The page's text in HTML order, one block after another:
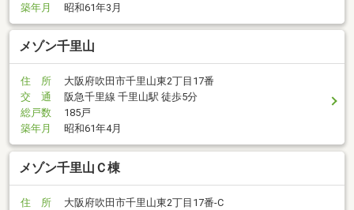
築年月
昭和61年3月
メゾン千里山
住 所
大阪府吹田市千里山東2丁目17番
交 通
阪急千里線 千里山駅 徒歩5分
総戸数
185戸
築年月
昭和61年4月
メゾン千里山Ｃ棟
住 所
大阪府吹田市千里山東2丁目17番-C